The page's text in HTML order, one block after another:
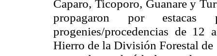
Caparo, Ticoporo, Guanare y
propagaron por
progenies/procedencias de
Hierro dela División Forestal de